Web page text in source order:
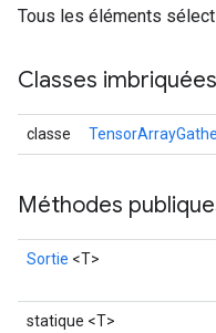
Tous les éléments
Classes imbriquées
classe
Méthodes
Sortie <T>
statique <T>